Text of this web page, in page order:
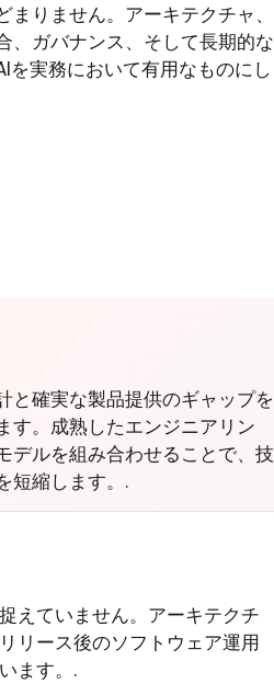
りません。アーキテクチャ、
、ガバナンス、そして長期的な
実務において有用なものにし
と確実な製品提供のギャップを
す。成熟したエンジニアリン
デルを組み合わせることで、技
短縮します。.
えていません。アーキテクチ
リース後のソフトウェア運用
ます。.